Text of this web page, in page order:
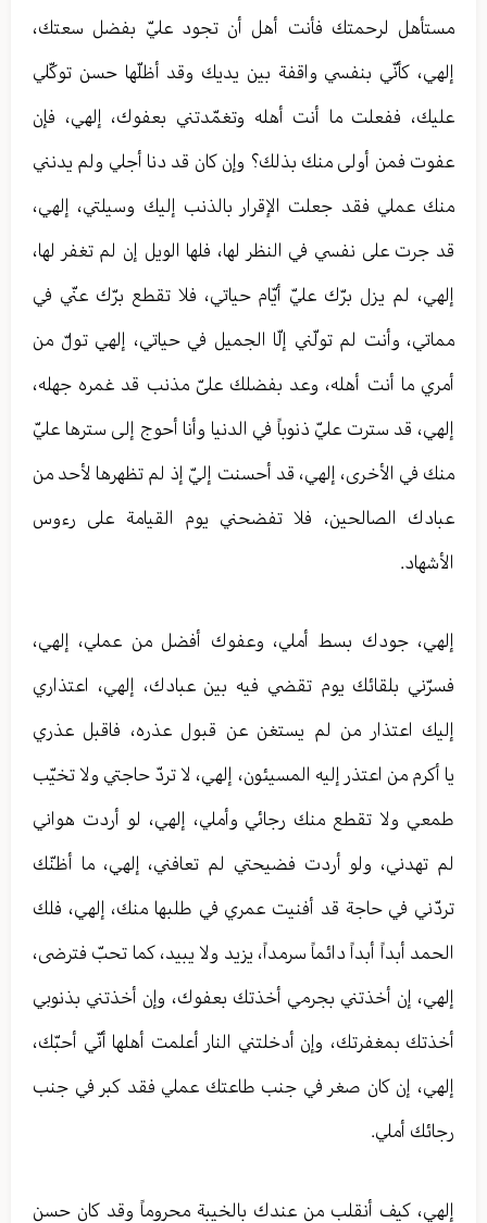
مستأهل لرحمتك فأنت أهل أن تجود عليّ بفضل سعتك،
إلهي، كأنّي بنفسي واقفة بين يديك وقد أظلّها حسن توكّلي
عليك، ففعلت‏ ما أنت أهله وتغمّدتني بعفوك، إلهي، فإن
عفوت فمن أولى منك بذلك؟ وإن كان قد دنا أجلي ولم يدنني
منك عملي فقد جعلت الإقرار بالذنب إليك وسيلتي، إلهي،
قد جرت على نفسي في النظر لها، فلها الويل إن لم تغفر لها،
إلهي، لم يزل برّك عليّ أيّام حياتي، فلا تقطع برّك عنّي في
مماتي، وأنت لم تولّني إلّا الجميل في حياتي، إلهي تولّ من
أمري ما أنت أهله، وعد بفضلك علىّ مذنب قد غمره جهله،
إلهي، قد سترت عليّ ذنوباً في الدنيا وأنا أحوج إلى سترها عليّ
منك في الأخرى، إلهي، قد أحسنت إليّ إذ لم تظهرها لأحد من
عبادك الصالحين، فلا تفضحني يوم القيامة على رءوس
الأشهاد.
إلهي، جودك بسط أملي، وعفوك أفضل من عملي، إلهي،
فسرّني بلقائك يوم تقضي فيه بين عبادك، إلهي، اعتذاري
إليك اعتذار من لم يستغن عن قبول عذره، فاقبل عذري
يا أكرم من اعتذر إليه المسيئون، إلهي، لا تردّ حاجتي ولا تخيّب‏
طمعي ولا تقطع منك رجائي وأملي، إلهي، لو أردت هواني
لم تهدني، ولو أردت فضيحتي لم تعافني، إلهي، ما أظنّك
تردّني في حاجة قد أفنيت عمري في طلبها منك، إلهي، فلك
الحمد أبداً أبداً دائماً سرمداً، يزيد ولا يبيد، كما تحبّ فترضى،
إلهي، إن أخذتني بجرمي أخذتك بعفوك، وإن أخذتني بذنوبي
أخذتك بمغفرتك، وإن أدخلتني النار أعلمت أهلها أنّي أحبّك،
إلهي، إن كان صغر في جنب طاعتك عملي فقد كبر في جنب
رجائك أملي.
إلهي، كيف أنقلب من عندك بالخيبة محروماً وقد كان حسن